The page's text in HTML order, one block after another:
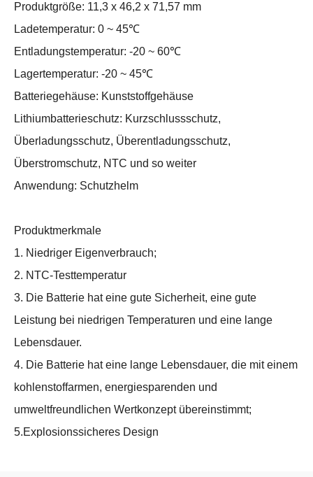
Produktgröße: 11,3 x 46,2 x 71,57 mm
Ladetemperatur: 0 ~ 45℃
Entladungstemperatur: -20 ~ 60℃
Lagertemperatur: -20 ~ 45℃
Batteriegehäuse: Kunststoffgehäuse
Lithiumbatterieschutz: Kurzschlussschutz,
Überladungsschutz, Überentladungsschutz,
Überstromschutz, NTC und so weiter
Anwendung: Schutzhelm
Produktmerkmale
1. Niedriger Eigenverbrauch;
2. NTC-Testtemperatur
3. Die Batterie hat eine gute Sicherheit, eine gute
Leistung bei niedrigen Temperaturen und eine lange
Lebensdauer.
4. Die Batterie hat eine lange Lebensdauer, die mit einem
kohlenstoffarmen, energiesparenden und
umweltfreundlichen Wertkonzept übereinstimmt;
5.Explosionssicheres Design